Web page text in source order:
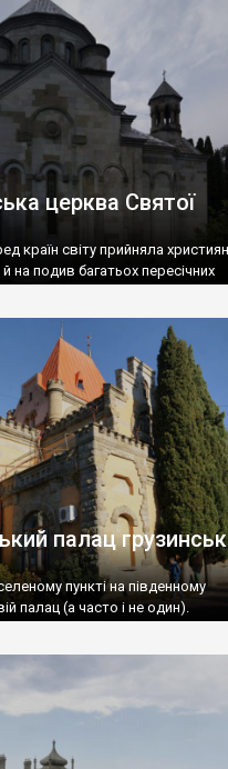
(postaki)…” “Вино. Крим
і його вдосталь: воно все
церква Святої
країн світу прийняла
на подив багатьох пересічних
палац
пункті на південному
палац (а часто і не один).